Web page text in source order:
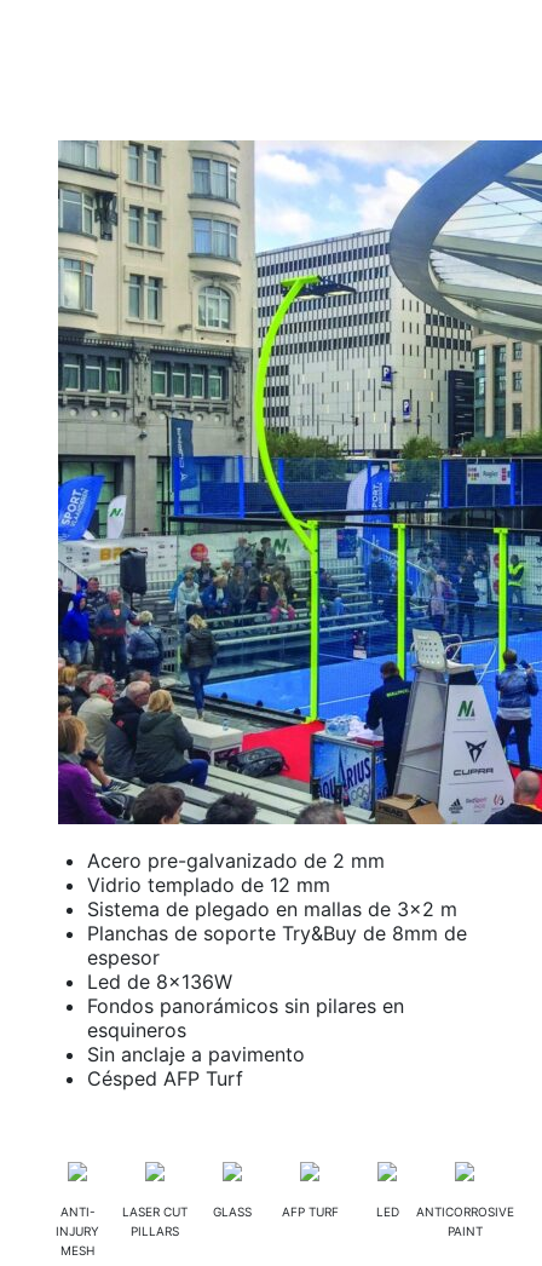
Acero pre-galvanizado de 2 mm
Vidrio templado de 12 mm
Sistema de plegado en mallas de 3×2 m
Planchas de soporte Try&Buy de 8mm de
espesor
Led de 8x136W
Fondos panorámicos sin pilares en
esquineros
Sin anclaje a pavimento
Césped AFP Turf
ANTI-
INJURY
MESH
LASER CUT
PILLARS
GLASS AFP TURF LED
ANTICORROSIVE
PAINT